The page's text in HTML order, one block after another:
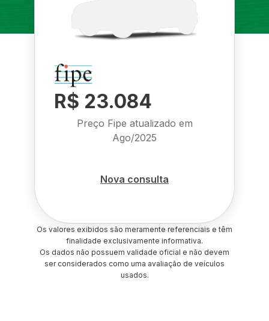
R$ 23.084
Preço Fipe atualizado em
Ago/2025
Nova consulta
Os valores exibidos são meramente referenciais e têm
finalidade exclusivamente informativa.
Os dados não possuem validade oficial e não devem
ser considerados como uma avaliação de veículos
usados.